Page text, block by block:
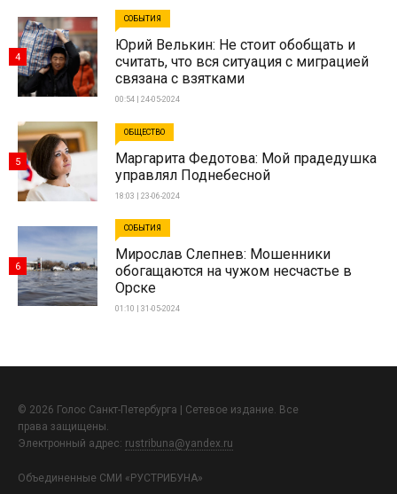
СОБЫТИЯ
Юрий Велькин: Не стоит обобщать и
считать, что вся ситуация с миграцией
связана с взятками
00:54 | 24-05-2024
4
ОБЩЕСТВО
Маргарита Федотова: Мой прадедушка
управлял Поднебесной
18:03 | 23-06-2024
5
СОБЫТИЯ
Мирослав Слепнев: Мошенники
обогащаются на чужом несчастье в
Орске
01:10 | 31-05-2024
6
© 2026 Голос Санкт-Петербурга | Сетевое издание. Все
права защищены.
Электронный адрес: rustribuna@yandex.ru
Объединенные СМИ «РУСТРИБУНА»